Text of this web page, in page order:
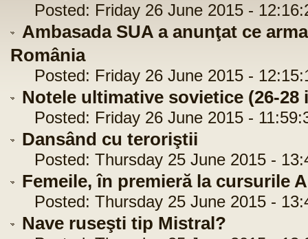
Posted: Friday 26 June 2015 -
Ambasada SUA a anunţat ce
România
Posted: Friday 26 June 2015 -
Notele ultimative sovietice (26-28
Posted: Friday 26 June 2015 -
Dansând cu teroriştii
Posted: Thursday 25 June 2015 -
Femeile, în premieră la cursurile
Posted: Thursday 25 June 2015 -
Nave ruseşti tip Mistral?